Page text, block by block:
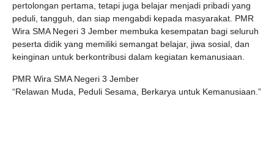
pertolongan pertama, tetapi juga belajar menjadi pribadi yang
peduli, tangguh, dan siap mengabdi kepada masyarakat. PMR
Wira SMA Negeri 3 Jember membuka kesempatan bagi seluruh
peserta didik yang memiliki semangat belajar, jiwa sosial, dan
keinginan untuk berkontribusi dalam kegiatan kemanusiaan.
PMR Wira SMA Negeri 3 Jember
“Relawan Muda, Peduli Sesama, Berkarya untuk Kemanusiaan.”